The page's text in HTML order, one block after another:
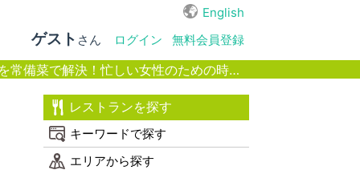
English
ゲスト さん ログイン
無料会員登録
決！忙しい女性のための時短マクロビ～
レストランを探す
キーワードで探す
エリアから探す